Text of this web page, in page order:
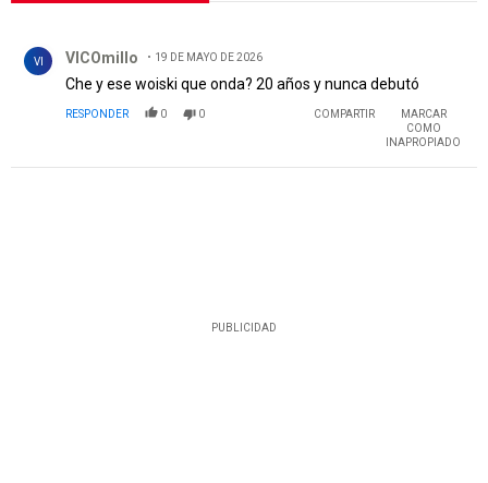
VI VICOmillo 19 DE MAYO DE 2026
Che y ese woiski que onda? 20 años y nunca debutó
RESPONDER 0 0 COMPARTIR
MARCAR
COMO
INAPROPIADO
PUBLICIDAD